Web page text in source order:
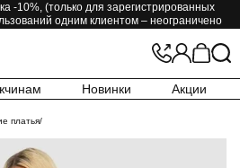
-10%, (только для зарегистрированных
одним клиентом – неограничено
Новинки Акции
платья/